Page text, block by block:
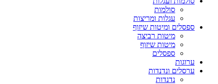
סולמות
עגלות ומריצות
ספסלים ומיטות שיזוף
מיטות רביצה
מיטות שיזוף
ספסלים
ערוגות
ערסלים ונדנדות
נדנדות